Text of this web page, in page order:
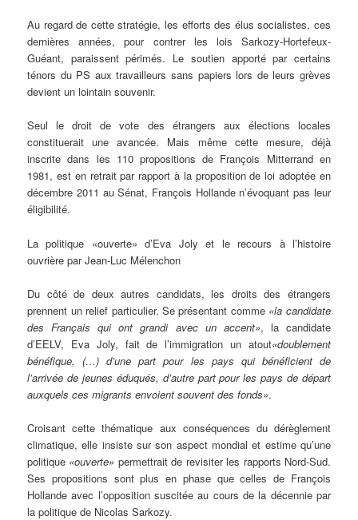
Au regard de cette stratégie, les efforts des élus socialistes, ces
dernières années, pour contrer les lois Sarkozy-Hortefeux-
Guéant, paraissent périmés. Le soutien apporté par certains
ténors du PS aux travailleurs sans papiers lors de leurs grèves
devient un lointain souvenir.
Seul le droit de vote des étrangers aux élections locales
constituerait une avancée. Mais même cette mesure, déjà
inscrite dans les 110 propositions de François Mitterrand en
1981, est en retrait par rapport à la proposition de loi adoptée en
décembre 2011 au Sénat, François Hollande n’évoquant pas leur
éligibilité.
La politique «ouverte» d’Eva Joly et le recours à l’histoire
ouvrière par Jean-Luc Mélenchon
Du côté de deux autres candidats, les droits des étrangers
prennent un relief particulier. Se présentant comme «la candidate
des Français qui ont grandi avec un accent», la candidate
d’EELV, Eva Joly, fait de l’immigration un atout«doublement
bénéfique, (…) d’une part pour les pays qui bénéficient de
l’arrivée de jeunes éduqués, d’autre part pour les pays de départ
auxquels ces migrants envoient souvent des fonds».
Croisant cette thématique aux conséquences du dérèglement
climatique, elle insiste sur son aspect mondial et estime qu’une
politique «ouverte» permettrait de revisiter les rapports Nord-Sud.
Ses propositions sont plus en phase que celles de François
Hollande avec l’opposition suscitée au cours de la décennie par
la politique de Nicolas Sarkozy.